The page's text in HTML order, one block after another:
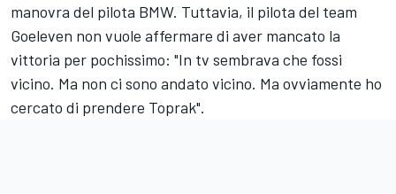
manovra del pilota BMW. Tuttavia, il pilota del team
Goeleven non vuole affermare di aver mancato la
vittoria per pochissimo: "In tv sembrava che fossi
vicino. Ma non ci sono andato vicino. Ma ovviamente ho
cercato di prendere Toprak".